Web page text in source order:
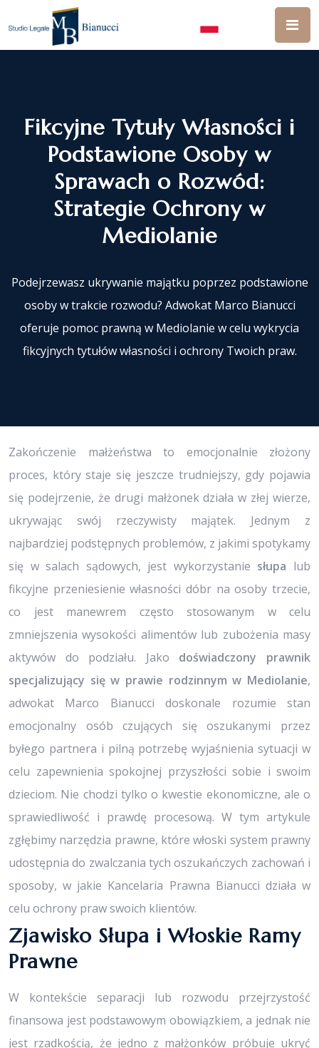
Fikcyjne Tytuły Własności i
Podstawione Osoby w
Sprawach o Rozwód:
Strategie Ochrony w
Mediolanie
Podejrzewasz ukrywanie majątku poprzez podstawione
osoby w trakcie rozwodu? Adwokat Marco Bianucci
oferuje pomoc prawną w Mediolanie w celu wykrycia
fikcyjnych tytułów własności i ochrony Twoich praw.
Zakończenie małżeństwa to emocjonalnie złożony
proces, który staje się jeszcze trudniejszy, gdy pojawia
się podejrzenie, że drugi małżonek działa w złej wierze,
ukrywając swój rzeczywisty majątek. Jednym z
najbardziej podstępnych problemów, z jakimi spotykamy
się w salach sądowych, jest wykorzystanie słupa lub
fikcyjne przeniesienie własności dóbr na osoby trzecie,
co jest manewrem często stosowanym w celu
zmniejszenia wysokości alimentów lub zubożenia masy
aktywów do podziału. Jako doświadczony prawnik
specjalizujący się w prawie rodzinnym w Mediolanie,
adwokat Marco Bianucci doskonale rozumie stan
emocjonalny osób czujących się oszukanymi przez
byłego partnera i pilną potrzebę wyjaśnienia sytuacji w
celu zapewnienia spokojnej przyszłości sobie i swoim
dzieciom. Nie chodzi tylko o kwestie ekonomiczne, ale o
sprawiedliwość i prawdę procesową. W tym artykule
zgłębimy narzędzia prawne, które włoski system prawny
udostępnia do zwalczania tych oszukańczych zachowań i
sposoby, w jakie Kancelaria Prawna Bianucci działa w
celu ochrony praw swoich klientów.
Zjawisko Słupa i Włoskie Ramy
Prawne
W kontekście separacji lub rozwodu przejrzystość
finansowa jest podstawowym obowiązkiem, a jednak nie
jest rzadkością, że jedno z małżonków próbuje ukryć